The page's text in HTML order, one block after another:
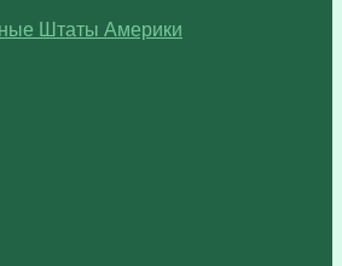
Штаты Америки